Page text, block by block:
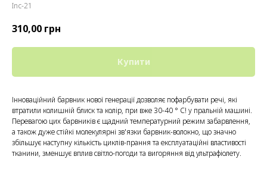
Inc-21
310,00 грн
Купити
Інноваційний барвник нової генерації дозволяє пофарбувати речі, які
втратили колишній блиск та колір, при вже 30-40 ° С! у пральній машині.
Перевагою цих барвників є щадний температурний режим забарвлення,
а також дуже стійкі молекулярні зв'язки барвник-волокно, що значно
збільшує наступну кількість циклів-прання та експлуатаційні властивості
тканини, зменшує вплив світло-погоди та вигоряння від ультрафіолету.